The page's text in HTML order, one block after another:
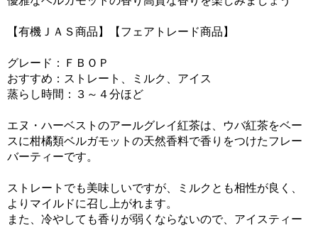
【有機ＪＡＳ商品】【フェアトレード商品】
グレード：ＦＢＯＰ
おすすめ：ストレート、ミルク、アイス
蒸らし時間：３～４分ほど
エヌ・ハーベストのアールグレイ紅茶は、ウバ紅茶をベー
スに柑橘類ベルガモットの天然香料で香りをつけたフレー
バーティーです。
ストレートでも美味しいですが、ミルクとも相性が良く、
よりマイルドに召し上がれます。
また、冷やしても香りが弱くならないので、アイスティー